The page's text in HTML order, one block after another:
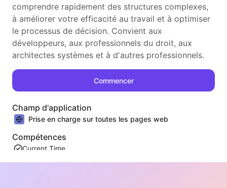
comprendre rapidement des structures complexes,
à améliorer votre efficacité au travail et à optimiser
le processus de décision. Convient aux
développeurs, aux professionnels du droit, aux
architectes systèmes et à d'autres professionnels.
Commencer
Champ d'application
Prise en charge sur toutes les pages web
Compétences
Current Time